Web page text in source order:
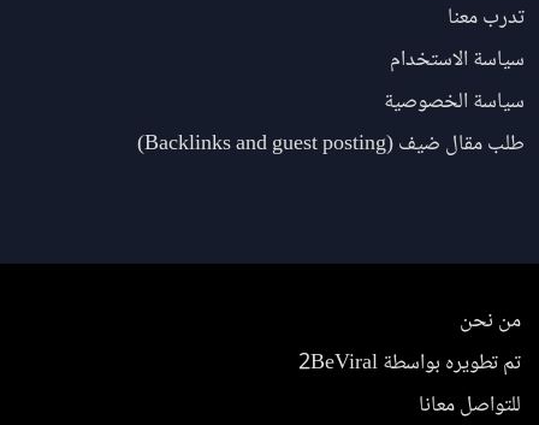
تدرب معنا
سياسة الاستخدام
سياسة الخصوصية
طلب مقال ضيف (Backlinks and guest posting)
من نحن
تم تطويره بواسطة 2BeViral
للتواصل معانا